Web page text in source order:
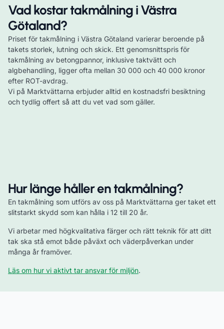
Vad kostar takmålning i Västra
Götaland?
Priset för takmålning i Västra Götaland varierar beroende på
takets storlek, lutning och skick. Ett genomsnittspris för
takmålning av betongpannor, inklusive taktvätt och
algbehandling, ligger ofta mellan 30 000 och 40 000 kronor
efter ROT-avdrag.
Vi på Marktvättarna erbjuder alltid en kostnadsfri besiktning
och tydlig offert så att du vet vad som gäller.
Hur länge håller en takmålning?
En takmålning som utförs av oss på Marktvättarna ger taket ett
slitstarkt skydd som kan hålla i 12 till 20 år.
Vi arbetar med högkvalitativa färger och rätt teknik för att ditt
tak ska stå emot både påväxt och väderpåverkan under
många år framöver.
Läs om hur vi aktivt tar ansvar för miljön.